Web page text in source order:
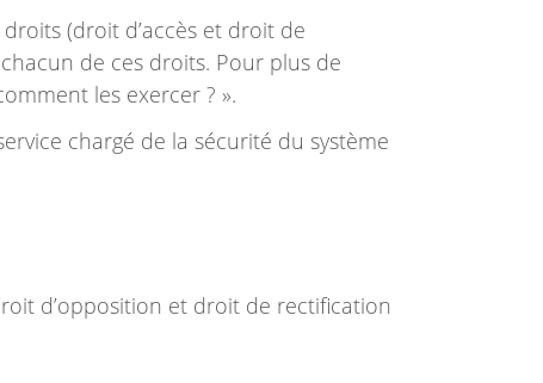
(droit d’accès et droit de
de ces droits. Pour plus de
les exercer ? ».
chargé de la sécurité du système
d’opposition et droit de rectification